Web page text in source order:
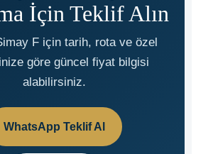
İçin Teklif Alın
F için tarih, rota ve özel
göre güncel fiyat bilgisi
alabilirsiniz.
WhatsApp Teklif Al